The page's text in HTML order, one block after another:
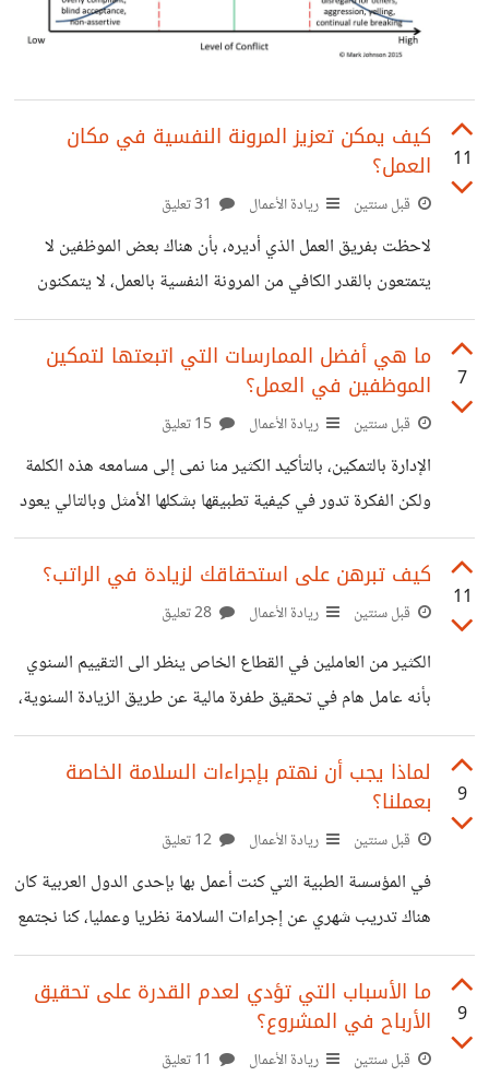
11
كيف يمكن تعزيز المرونة النفسية في مكان
العمل؟
قبل سنتين ريادة الأعمال
لاحظت بفريق العمل الذي أديره، بأن هناك بعض الموظفين لا
يتمتعون بالقدر الكافي من المرونة النفسية بالعمل، لا يتمكنون
من التعامل بفعالية مع التحديات والضغوطات في بيئة العمل، ولا
يمكنهم التكيف مع التغييرات الوارد حدوثها، وإن اجتمعنا وكان
الاجتماع به نقد بناء، لا يستطيعون رؤية الجانب الإيجابي من
النقد، وأن هدفه هو تطوير العمل ومعالجة المشكلات، وإن أخفق
أحدهم بمهمة يظل حبيس هذا الفشل ولا يسعى بكل جهده
لمجاوزته، لذا أردت التركيز على بناء المرونة النفسية لديهم،
7
ما هي أفضل الممارسات التي اتبعتها لتمكين
الموظفين في العمل؟
قبل سنتين ريادة الأعمال
الإدارة بالتمكين، بالتأكيد الكثير منا نمى إلى مسامعه هذه الكلمة
ولكن الفكرة تدور في كيفية تطبيقها بشكلها الأمثل وبالتالي يعود
النفع على حميع الأطراف، والإدارة بالتمكين تدور في نقاط
محددة مثل منح الموظفين المزيد من الاستقلالية والمسؤولية
في عملهم، مع إعطاء مساحة منالرأي. ولكن دعني أتحدث عن
فريق عمل ممتاز وطموح ومبدع في ذات الوقت، حاولت أن أطبق
الفكرة بشكل مبسط عن طريق منحهم حرية اتخاذ القرار المناسب
خاصة بعلمي بأنهم
11
كيف تبرهن على استحقاقك لزيادة في الراتب؟
قبل سنتين ريادة الأعمال
الكثير من العاملين في القطاع الخاص ينظر الى التقييم السنوي
بأنه عامل هام في تحقيق طفرة مالية عن طريق الزيادة السنوية،
خاصة بأنه يتم الإعتماد عليها بشكل كبير. ولكن العديد من
الموظفين يفاجىء بأنه لم يتم معاملته بشكل يتناسب مع قدراته
وكفاءته، وبالتالي يطرح سؤال في ذهن الموظف، ألا أستحق
الأفضل؟ هذا ماحدث معي عند استفسار موظف لدي عندما وجد
الزيادة الخاصة به غير متوقعة بل جاءت بما لا يرضيه ولا يرضي
تطلعاته، خاصة بأن هناك زملاء له في العمل
9
لماذا يجب أن نهتم بإجراءات السلامة الخاصة
بعملنا؟​
قبل سنتين ريادة الأعمال
في المؤسسة الطبية التي كنت أعمل بها بإحدى الدول العربية كان
هناك تدريب شهري عن إجراءات السلامة نظريا وعمليا، كنا نجتمع
في نقطة التجمع ونبدأ في تنفيذ التعليمات والتدريب عليها في
حالة حدوث حريق، وكان التدريب يعتمد على نقاط عديدة منها
ماذا نفعل في حالة حدوث حريق؟ كيف نقوم بالإبلاغ وألية
التعامل؟ كان هذا التدريب العملي يتم شهريا لدرجة إحساسي
9
ما الأسباب التي تؤدي لعدم القدرة على تحقيق
الأرباح في المشروع؟
قبل سنتين ريادة الأعمال